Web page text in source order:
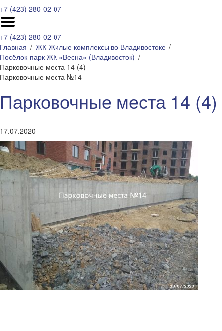
+7 (423) 280-02-07
+7 (423) 280-02-07
Главная
ЖК-Жилые комплексы во Владивостоке
Посёлок-парк ЖК «Весна» (Владивосток)
Парковочные места 14 (4)
Парковочные места №14
Парковочные места 14 (4)
17.07.2020